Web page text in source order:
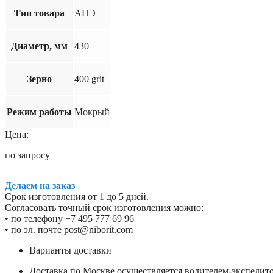
Тип товара АПЭ
Диаметр, мм 430
Зерно 400 grit
Режим работы Мокрый
Цена:
по запросу
Делаем на заказ
Срок изготовления от 1 до 5 дней.
Согласовать точный срок изготовления можно:
• по телефону +7 495 777 69 96
• по эл. почте post@niborit.com
Варианты доставки